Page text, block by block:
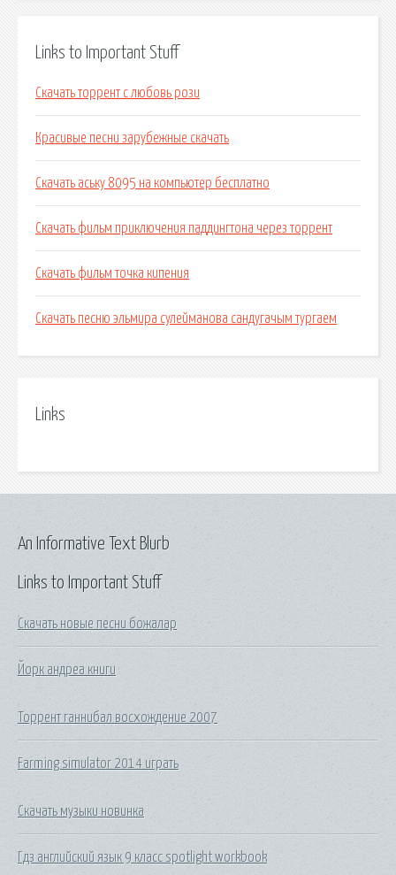
Links to Important Stuff
Скачать торрент с любовь рози
Красивые песни зарубежные скачать
Скачать аську 8095 на компьютер бесплатно
Скачать фильм приключения паддингтона через торрент
Скачать фильм точка кипения
Скачать песню эльмира сулейманова сандугачым тургаем
Links
Links to Important Stuff
Скачать новые песни божалар
Йорк андреа книги
Торрент ганнибал восхождение 2007
Farming simulator 2014 играть
Скачать музыки новинка
Гдз английский язык 9 класс spotlight workbook
An Informative Text Blurb